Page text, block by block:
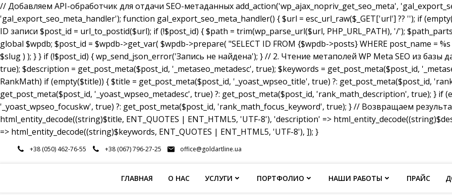
// Добавляем API-обработчик для отдачи SEO-метаданных add_action('wp_ajax_nopriv_get_seo_meta',
'gal_export_seo_meta_handler'); function gal_export_seo_meta_handler() { $url = esc_url_raw($_GET['url'] ?? ''); if
ID записи $post_id = url_to_postid($url); if (!$post_id) { $path = trim(wp_parse_url($url, PHP_URL_PATH), '/');
global $wpdb; $post_id = $wpdb->get_var( $wpdb->prepare( "SELECT ID FROM {$wpdb->posts} WHERE post_name =
$slug ) ); } } if (!$post_id) { wp_send_json_error('Запись не найдена'); } // 2. Чтение метаполей WP Meta SEO из
true); $description = get_post_meta($post_id, '_metaseo_metadesc', true); $keywords = get_post_meta($post_id,
RankMath) if (empty($title)) { $title = get_post_meta($post_id, '_yoast_wpseo_title', true) ?: get_post_meta($post_id,
get_post_meta($post_id, '_yoast_wpseo_metadesc', true) ?: get_post_meta($post_id, 'rank_math_description', true); } if
'_yoast_wpseo_focuskw', true) ?: get_post_meta($post_id, 'rank_math_focus_keyword', true); } // Возвращаем
html_entity_decode((string)$title, ENT_QUOTES | ENT_HTML5, 'UTF-8'), 'description' =>
=> html_entity_decode((string)$keywords, ENT_QUOTES | ENT_HTML5, 'UTF-8'), ]); }
Перейти+38 (050) 462-76-55 +38 (067) 796-27-25 office@goldartline.ua
ГЛАВНАЯ О НАС УСЛУГИ ПОРТФОЛИО НАШИ РАБОТЫ ПРАЙС